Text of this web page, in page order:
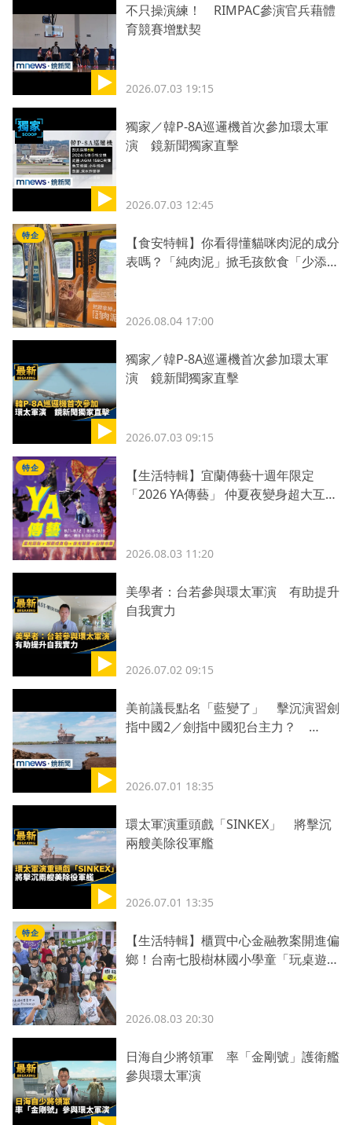
不只操演練！ RIMPAC參演官兵藉體
育競賽增默契
2026.07.03 19:15
獨家／韓P-8A巡邏機首次參加環太軍
演 鏡新聞獨家直擊
2026.07.03 12:45
特企
【食安特輯】你看得懂貓咪肉泥的成分
表嗎？「純肉泥」掀毛孩飲食「少添
2026.08.04 17:00
獨家／韓P-8A巡邏機首次參加環太軍
演 鏡新聞獨家直擊
2026.07.03 09:15
特企
【生活特輯】宜蘭傳藝十週年限定
「2026 YA傳藝」 仲夏夜變身超大互動
2026.08.03 11:20
美學者：台若參與環太軍演 有助提升
自我實力
2026.07.02 09:15
美前議長點名「藍變了」 擊沉演習劍
指中國2／劍指中國犯台主力？
2026.07.01 18:35
環太軍演重頭戲「SINKEX」 將擊沉
兩艘美除役軍艦
2026.07.01 13:35
特企
【生活特輯】櫃買中心金融教案開進偏
鄉！台南七股樹林國小學童「玩桌遊學
2026.08.03 20:30
日海自少將領軍 率「金剛號」護衛艦
參與環太軍演